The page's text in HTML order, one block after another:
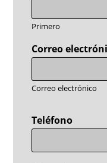
Primero
Correo
Correo electrónico
E
m
i
Teléfono